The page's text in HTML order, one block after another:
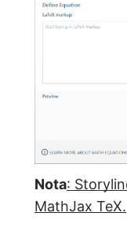
Nota:
MathJax TeX.